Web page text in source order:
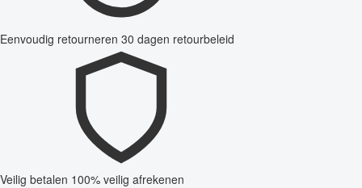
Eenvoudig retourneren 30 dagen retourbeleid
Veilig betalen 100% veilig afrekenen